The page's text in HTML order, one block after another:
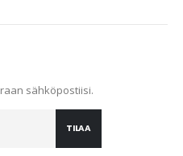
sähköpostiisi.
TILAA